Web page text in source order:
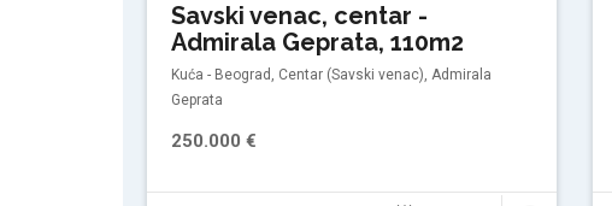
Savski venac, centar -
Admirala Geprata, 110m2
Kuća - Beograd, Centar (Savski venac), Admirala
Geprata
250.000 €